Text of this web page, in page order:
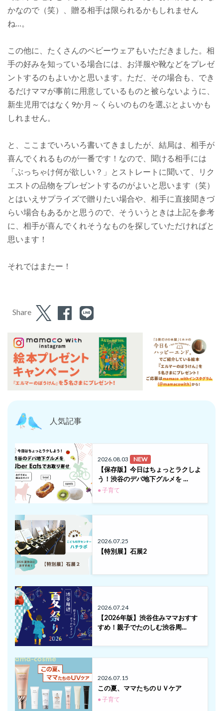
かなので（笑）、贈る相手は限られるかもしれません
ね…。
この他に、たくさんのベビーウェアもいただきました。相
手の好みを知っている場合には、お洋服や靴などをプレゼ
ントするのもよいかと思います。ただ、その場合も、でき
るだけママが事前に用意しているものと被らないように、
新生児用ではなく9か月～くらいのものを選ぶとよいかも
しれません。
と、ここまでいろいろ書いてきましたが、結局は、相手が
喜んでくれるものが一番です！なので、聞ける相手には
「ぶっちゃけ何が欲しい？」とストレートに聞いて、リク
エストの品物をプレゼントするのがよいと思います（笑）
とはいえサプライズで贈りたい場合や、相手に直接聞きづ
らい場合もあるかと思うので、そういうときは上記を参考
に、相手が喜んでくれそうなものを探していただければと
思います！
それではまたー！
Share
人気記事
2026.08.03 NEW
【保存版】今日はちょっとラクしよ
う！渋谷のデパ地下グルメを …
● 子育て
2026.07.25
【特別展】石展2
2026.07.24
【2026年版】渋谷住みママおすす
すめ！親子でたのしむ渋谷周…
2026.07.15
この夏、ママたちのＵＶケア
● 子育て